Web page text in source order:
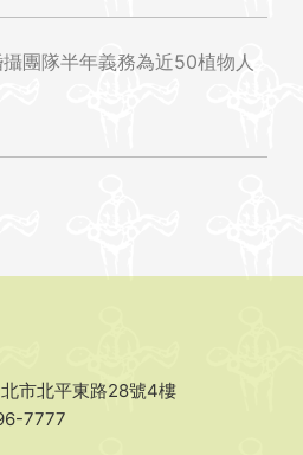
團隊半年義務為近50植物人
市北平東路28號4樓
7777